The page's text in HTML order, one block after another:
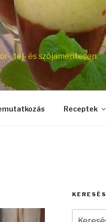
, tej- és szójamentesen
Receptek
KERESÉS